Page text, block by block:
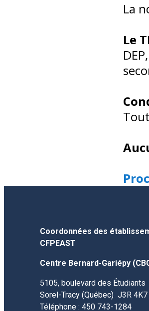
La
Le
Coordonnées des
CFPEAST
Centre Bernard-Gariépy
5105, boulevard des Étudiants
Sorel-Tracy (Québec) J3R 4K7
Téléphone : 450 743-1284